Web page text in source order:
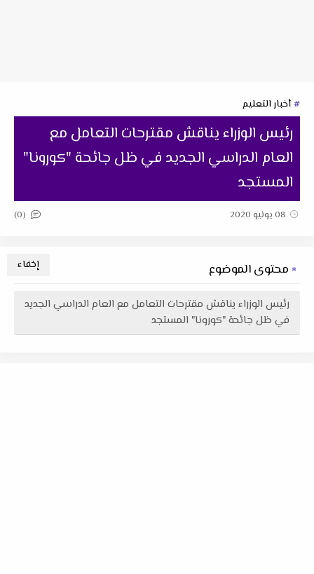
أخبار التعليم
رئيس الوزراء يناقش مقترحات التعامل مع
العام الدراسي الجديد في ظل جائحة "كورونا"
المستجد
08 يونيو 2020 (0)
محتوى الموضوع
رئيس الوزراء يناقش مقترحات التعامل مع العام الدراسي الجديد
في ظل جائحة "كورونا" المستجد